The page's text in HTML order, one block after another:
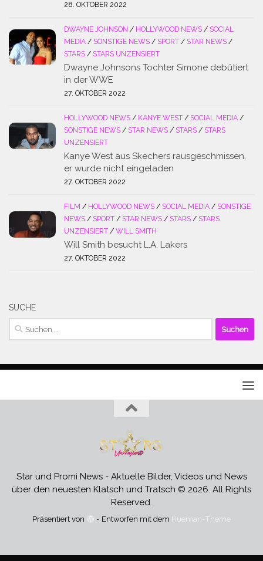
28. OKTOBER 2022
DWAYNE JOHNSON / HOLLYWOOD NEWS / SOCIAL
MEDIA / SONSTIGE NEWS / SPORT / STAR NEWS /
STARS / STARS UNZENSIERT
Dwayne Johnsons Tochter Simone debütiert
in der WWE
27. OKTOBER 2022
HOLLYWOOD NEWS / KANYE WEST / SOCIAL MEDIA /
SONSTIGE NEWS / STAR NEWS / STARS / STARS
UNZENSIERT
Kanye West aus Skechers rausgeschmissen,
er wurde nicht eingeladen
27. OKTOBER 2022
FILM / HOLLYWOOD NEWS / SOCIAL MEDIA / SONSTIGE
NEWS / SPORT / STAR NEWS / STARS / STARS
UNZENSIERT / WILL SMITH
Will Smith besucht L.A. Lakers
27. OKTOBER 2022
SUCHE
Suchen
nach:
Star und Promi News - Aktuelle Bilder, Videos und News
über den neuesten Klatsch und Tratsch © 2026. All Rights
Reserved.
Präsentiert von - Entworfen mit dem Hueman-Theme